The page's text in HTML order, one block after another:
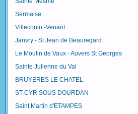
Sermaise
Villeconin -Venant
Janvry - St Jean de Beauregard
Le Moulin de Vaux - Auvers St Georges
Sainte Julienne du Val
BRUYERES LE CHATEL
ST CYR SOUS DOURDAN
Saint Martin d'ETAMPES